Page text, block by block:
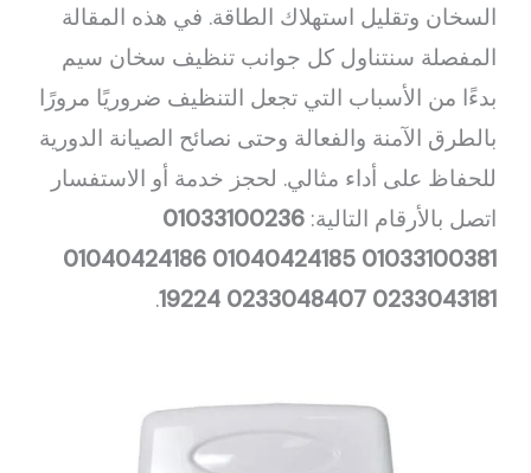
السخان وتقليل استهلاك الطاقة. في هذه المقالة
المفصلة سنتناول كل جوانب تنظيف سخان سيم
بدءًا من الأسباب التي تجعل التنظيف ضروريًا مرورًا
بالطرق الآمنة والفعالة وحتى نصائح الصيانة الدورية
للحفاظ على أداء مثالي. لحجز خدمة أو الاستفسار
اتصل بالأرقام التالية:01033100236
01033100381
01040424185
01040424186
0233043181
0233048407
19224
.